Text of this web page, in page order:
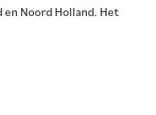
en Noord Holland. Het